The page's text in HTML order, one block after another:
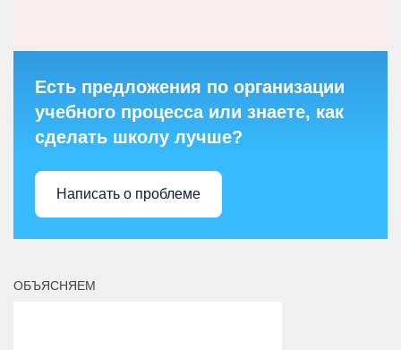
Есть предложения по организации
учебного процесса или знаете, как
сделать школу лучше?
Написать о проблеме
ОБЪЯСНЯЕМ